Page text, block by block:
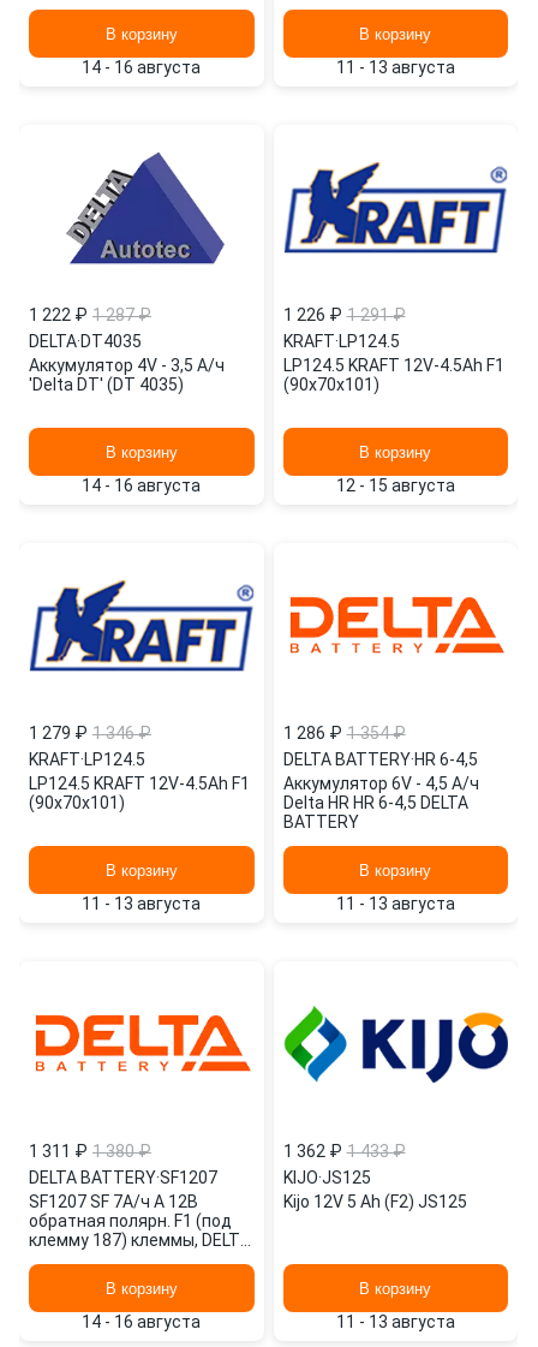
В корзину
14 - 16 августа
В корзину
11 - 13 августа
1 222 ₽ 1 287 ₽
DELTA·DT4035
Аккумулятор 4V - 3,5 А/ч
'Delta DT' (DT 4035)
В корзину
14 - 16 августа
1 226 ₽ 1 291 ₽
KRAFT·LP124.5
LP124.5 KRAFT 12V-4.5Ah F1
(90x70x101)
В корзину
12 - 15 августа
1 279 ₽ 1 346 ₽
KRAFT·LP124.5
LP124.5 KRAFT 12V-4.5Ah F1
(90x70x101)
В корзину
11 - 13 августа
1 286 ₽ 1 354 ₽
DELTA BATTERY·HR 6-4,5
Аккумулятор 6V - 4,5 А/ч
Delta HR HR 6-4,5 DELTA
BATTERY
В корзину
11 - 13 августа
1 311 ₽ 1 380 ₽
DELTA BATTERY·SF1207
SF1207 SF 7А/ч А 12В
обратная полярн. F1 (под
клемму 187) клеммы, DELTA
В корзину
14 - 16 августа
1 362 ₽ 1 433 ₽
KIJO·JS125
Kijo 12V 5 Ah (F2) JS125
В корзину
11 - 13 августа